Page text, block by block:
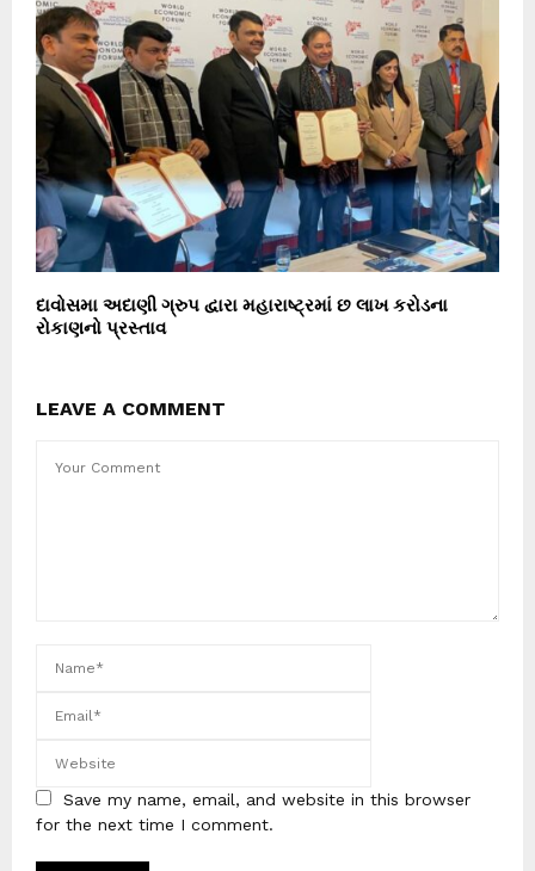
દાવોસમા અદાણી ગ્રુપ દ્વારા મહારાષ્ટ્રમાં છ લાખ કરોડના
રોકાણનો પ્રસ્તાવ
LEAVE A COMMENT
Save my name, email, and website in this browser
for the next time I comment.